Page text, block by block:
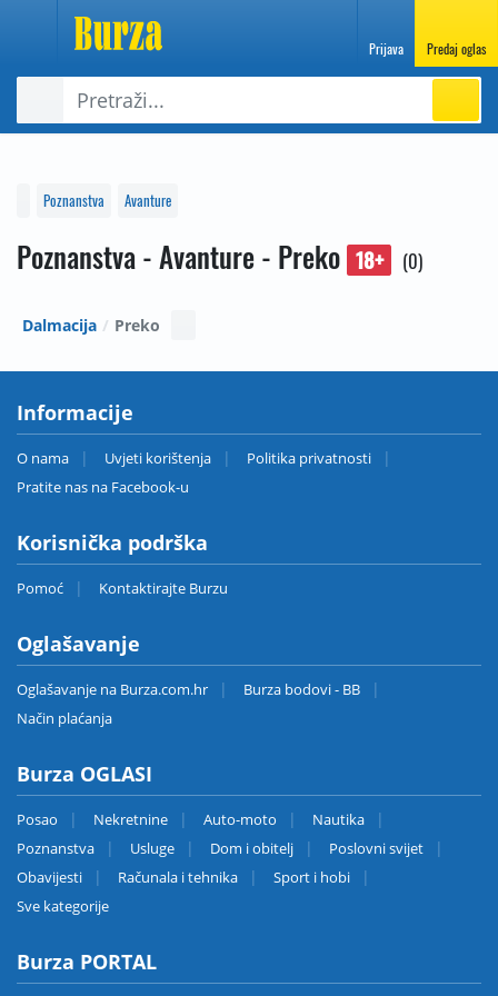
Prijava Predaj oglas
Poznanstva Avanture
Poznanstva - Avanture - Preko 18+ 0
Dalmacija Preko
Informacije
O nama Uvjeti korištenja
Politika privatnosti
Pratite nas na Facebook-u
Korisnička podrška
Pomoć Kontaktirajte Burzu
Oglašavanje
Oglašavanje na Burza.com.hr
Burza bodovi - BB
Način plaćanja
Burza OGLASI
Posao Nekretnine Auto-moto
Nautika
Poznanstva
Usluge Dom i obitelj
Poslovni svijet
Obavijesti
Računala i tehnika
Sport i hobi
Sve kategorije
Burza PORTAL